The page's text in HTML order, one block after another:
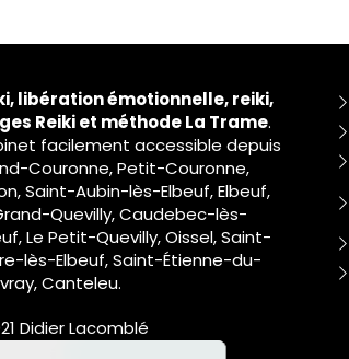
libération émotionnelle, reiki,
Reiki et méthode La Trame.
facilement accessible depuis
Couronne, Petit-Couronne,
Saint-Aubin-lès-Elbeuf, Elbeuf,
Quevilly, Caudebec-lès-
Le Petit-Quevilly, Oissel, Saint-
lès-Elbeuf, Saint-Étienne-du-
Canteleu.
Didier Lacomblé